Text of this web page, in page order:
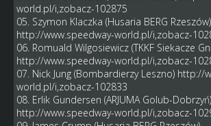
world.pl/i,zobacz-102875
05. Szymon Klaczka (Husaria BERG Rzeszów)
http://www.speedway-world.pl/i,zobacz-
06. Romuald Wilgosiewicz (TKKF Siekacze
http://www.speedway-world.pl/i,zobacz-
07. Nick Jung (Bombardierzy Leszno) http://
world.pl/i,zobacz-102833
08. Erlik Gundersen (ARJUMA Golub-Dobrzyń)
http://www.speedway-world.pl/i,zobacz-